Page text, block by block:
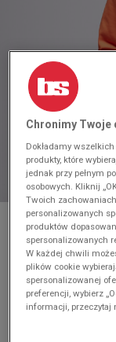
* Zdjęcie poglądowe
PUMA BLUZA Z
HOODIE FL (S)
Produkt pochodzi z
sezonów lub z
Chronimy Twoje
Dokładamy
produkty, które
jednak przy pełnym
osobowych. Kliknij
Twoich
personalizowanych
produktów
spersonalizowanych
W każdej chwili
plików cookie
spersonalizowanej
preferencji, wybierz
informacji, przeczytaj